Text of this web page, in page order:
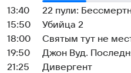
13:40
22 пули:
15:50
Убийца 2
18:00
Святым тут не
19:50
Джон Вуд.
21:25
Дивергент